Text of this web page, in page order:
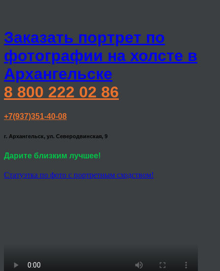
Заказать портрет по
фотографии на холсте в
Архангельске
8 800 222 02 86
+7(937)351-40-08
г. Архангельск, ул. Северодвинская, 9
Дарите близким лучшее!
Статуэтка по фото с портретным сходством!